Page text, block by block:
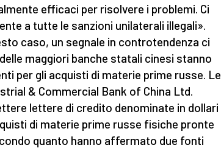
efficaci per risolvere i problemi. Ci
a tutte le sanzioni unilaterali illegali».
caso, un segnale in controtendenza ci
maggiori banche statali cinesi stanno
per gli acquisti di materie prime russe. Le
& Commercial Bank of China Ltd.
lettere di credito denominate in dollari
di materie prime russe fisiche pronte
quanto hanno affermato due fonti